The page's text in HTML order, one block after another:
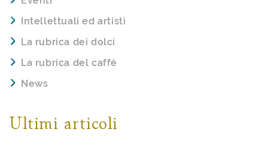
Intellettuali ed artisti
La rubrica dei dolci
La rubrica del caffè
News
Ultimi articoli